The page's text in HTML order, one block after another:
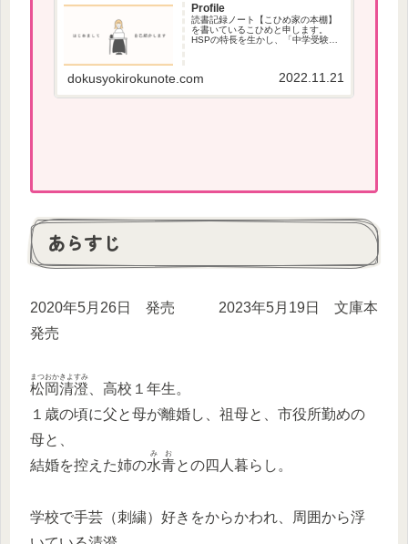
Profile
読書記録ノート【こひめ家の本棚】
を書いているこひめと申します。
HSPの特長を生かし、「中学受験」
dokusyokirokunote.com 2022.11.21
あらすじ
2020年5月26日 発売 2023年5月19日 文庫本
発売
松岡清澄
まつおかきよすみ
、高校１年生。
１歳の頃に父と母が離婚し、祖母と、市役所勤めの
母と、
結婚を控えた姉の水青
みお
との四人暮らし。
学校で手芸（刺繍）好きをからかわれ、周囲から浮